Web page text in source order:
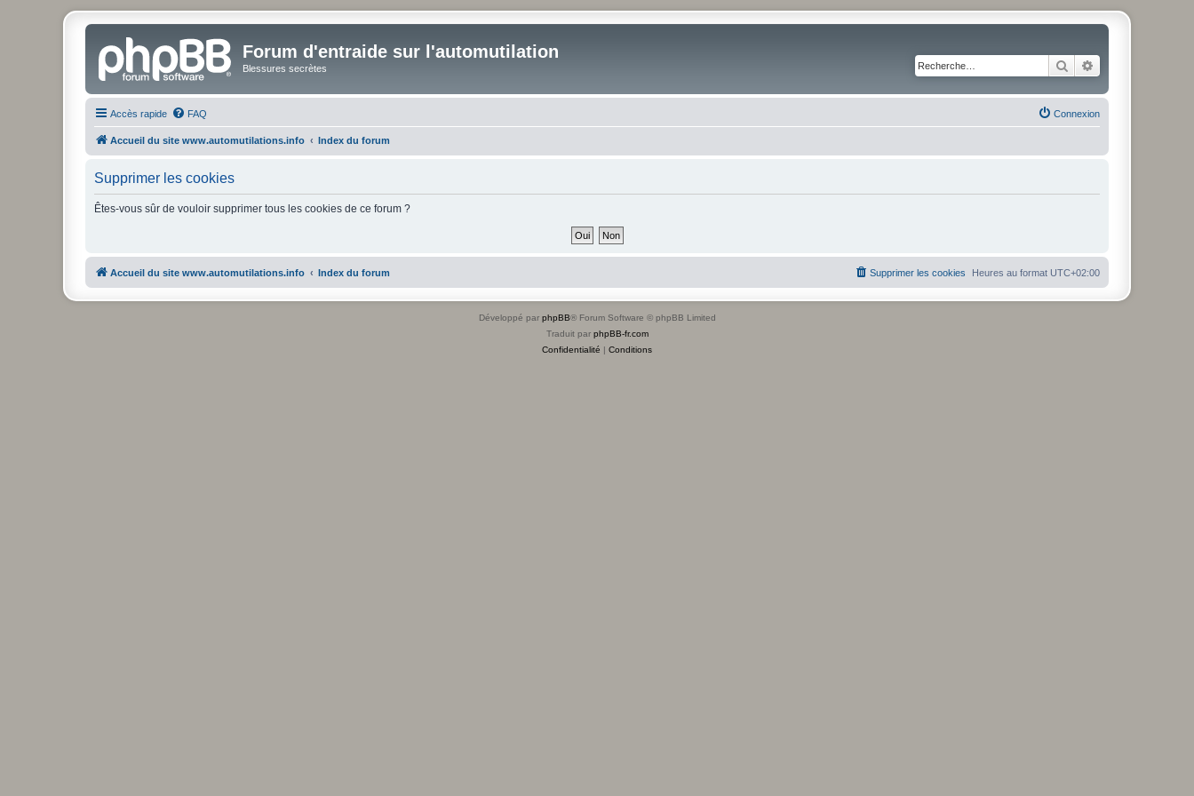
Forum d'entraide sur l'automutilation
Blessures secrètes Rechercher
Accès rapide FAQ Connexion
Accueil du site www.automutilations.info Index du forum
Supprimer les cookies
Êtes-vous sûr de vouloir supprimer tous les cookies de ce forum ?
Accueil du site www.automutilations.info Index du forum Heures au format UTC+02:00
Supprimer les cookies
Développé par phpBB® Forum Software © phpBB Limited
Traduit par phpBB-fr.com
Confidentialité | Conditions